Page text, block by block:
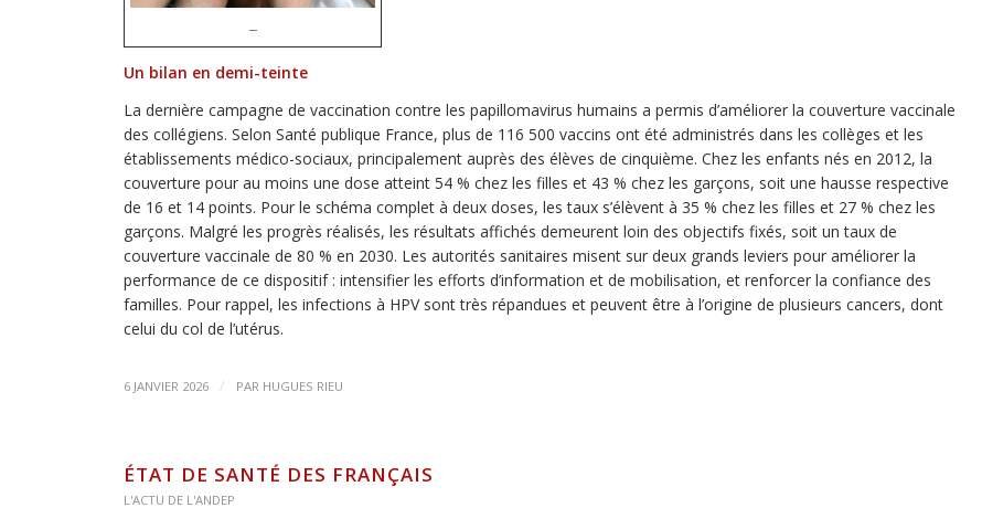
–
Un bilan en demi-teinte
La dernière campagne de vaccination contre les papillomavirus humains a permis d’améliorer la couverture vaccinale
des collégiens. Selon Santé publique France, plus de 116 500 vaccins ont été administrés dans les collèges et les
établissements médico-sociaux, principalement auprès des élèves de cinquième. Chez les enfants nés en 2012, la
couverture pour au moins une dose atteint 54 % chez les filles et 43 % chez les garçons, soit une hausse respective
de 16 et 14 points. Pour le schéma complet à deux doses, les taux s’élèvent à 35 % chez les filles et 27 % chez les
garçons. Malgré les progrès réalisés, les résultats affichés demeurent loin des objectifs fixés, soit un taux de
couverture vaccinale de 80 % en 2030. Les autorités sanitaires misent sur deux grands leviers pour améliorer la
performance de ce dispositif : intensifier les efforts d’information et de mobilisation, et renforcer la confiance des
familles. Pour rappel, les infections à HPV sont très répandues et peuvent être à l’origine de plusieurs cancers, dont
celui du col de l’utérus.
6 JANVIER 2026 / PAR HUGUES RIEU
ÉTAT DE SANTÉ DES FRANÇAIS
L'ACTU DE L'ANDEP